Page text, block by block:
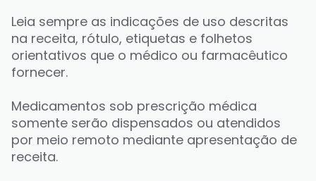
Leia sempre as indicações de uso descritas
na receita, rótulo, etiquetas e folhetos
orientativos que o médico ou farmacêutico
fornecer.
Medicamentos sob prescrição médica
somente serão dispensados ou atendidos
por meio remoto mediante apresentação de
receita.